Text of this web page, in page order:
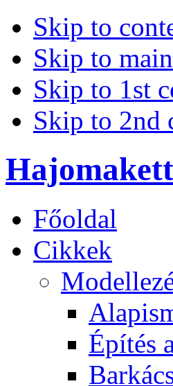
Skip to
Skip to
Skip to 1st
Skip to 2nd
Főoldal
Cikkek
Építés